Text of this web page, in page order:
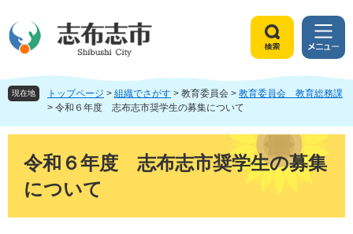
ジ
頭
ュ
飛
索
メ
ニ
ュ
ー
現在地 トップページ > 組織でさがす > 教育委員会 > 教育委員会 教育総務課
> 令和６年度 志布志市奨学生の募集について
令和６年度 志布志市奨学生の募集
について